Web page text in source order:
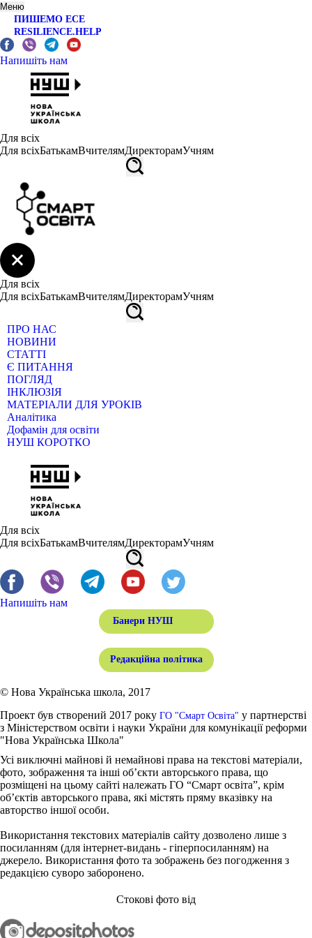
Меню
ПИШЕМО ЕСЕ
RESILIENCE.HELP
Напишіть нам
Для всіх
Для всіхБатькамВчителямДиректорамУчням
Для всіх
Для всіхБатькамВчителямДиректорамУчням
ПРО НАС
НОВИНИ
СТАТТІ
Є ПИТАННЯ
ПОГЛЯД
ІНКЛЮЗІЯ
МАТЕРІАЛИ ДЛЯ УРОКІВ
Аналітика
Дофамін для освіти
НУШ КОРОТКО
Для всіх
Для всіхБатькамВчителямДиректорамУчням
Напишіть нам
Банери НУШ
Редакційна політика
© Нова Українська школа, 2017
Проект був створений 2017 року ГО "Смарт Освіта" у партнерстві
з Міністерством освіти і науки України для комунікації реформи
"Нова Українська Школа"
Усі виключні майнові й немайнові права на текстові матеріали,
фото, зображення та інші об’єкти авторського права, що
розміщені на цьому сайті належать ГО “Смарт освіта”, крім
об’єктів авторського права, які містять пряму вказівку на
авторство іншої особи.
Використання текстових матеріалів сайту дозволено лише з
посиланням (для інтернет-видань - гіперпосиланням) на
джерело. Використання фото та зображень без погодження з
редакцією суворо заборонено.
Стокові фото від